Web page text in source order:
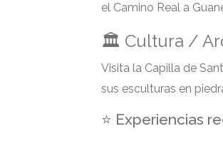
el Camino Real a
🏛 Cultura /
Visita la Capilla de
sus esculturas en
⭐ Experiencias